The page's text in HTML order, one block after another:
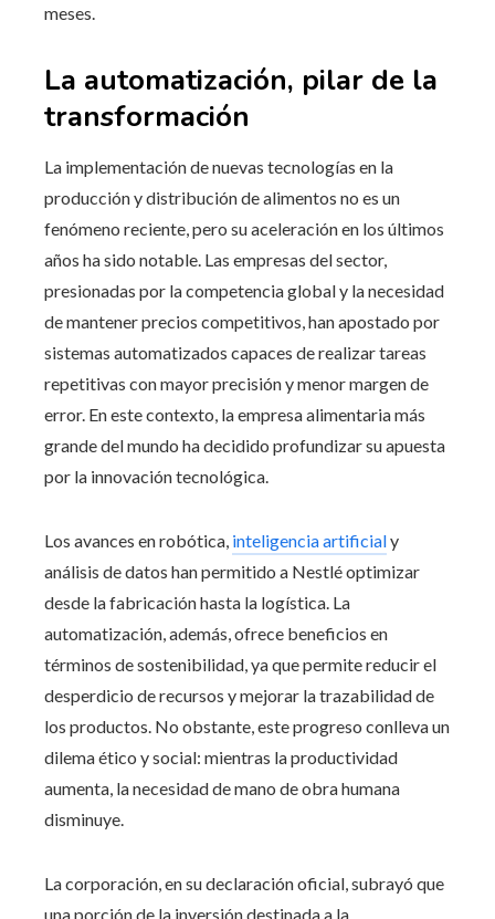
meses.
La automatización, pilar de la
transformación
La implementación de nuevas tecnologías en la
producción y distribución de alimentos no es un
fenómeno reciente, pero su aceleración en los últimos
años ha sido notable. Las empresas del sector,
presionadas por la competencia global y la necesidad
de mantener precios competitivos, han apostado por
sistemas automatizados capaces de realizar tareas
repetitivas con mayor precisión y menor margen de
error. En este contexto, la empresa alimentaria más
grande del mundo ha decidido profundizar su apuesta
por la innovación tecnológica.
Los avances en robótica, inteligencia artificialy
análisis de datos han permitido a Nestlé optimizar
desde la fabricación hasta la logística. La
automatización, además, ofrece beneficios en
términos de sostenibilidad, ya que permite reducir el
desperdicio de recursos y mejorar la trazabilidad de
los productos. No obstante, este progreso conlleva un
dilema ético y social: mientras la productividad
aumenta, la necesidad de mano de obra humana
disminuye.
La corporación, en su declaración oficial, subrayó que
una porción de la inversión destinada a la